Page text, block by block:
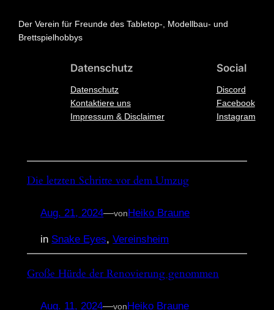
Der Verein für Freunde des Tabletop-, Modellbau- und
Brettspielhobbys
Datenschutz
Datenschutz
Kontaktiere uns
Impressum & Disclaimer
Social
Discord
Facebook
Instagram
Die letzten Schritte vor dem Umzug
Aug. 21, 2024—von Heiko Braune
in Snake Eyes, Vereinsheim
Große Hürde der Renovierung genommen
Aug. 11, 2024—vonHeiko Braune